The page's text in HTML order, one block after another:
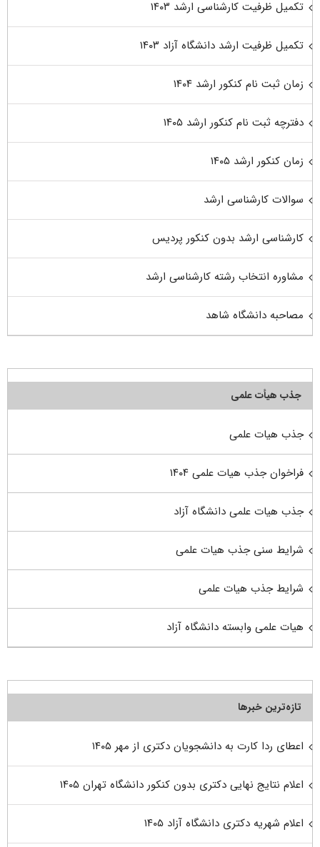
تکمیل ظرفیت کارشناسی ارشد ۱۴۰۳
تکمیل ظرفیت ارشد دانشگاه آزاد ۱۴۰۳
زمان ثبت نام کنکور ارشد ۱۴۰۴
دفترچه ثبت نام کنکور ارشد ۱۴۰۵
زمان کنکور ارشد ۱۴۰۵
سوالات کارشناسی ارشد
کارشناسی ارشد بدون کنکور پردیس
مشاوره انتخاب رشته کارشناسی ارشد
مصاحبه دانشگاه شاهد
جذب هیأت علمی
جذب هیات علمی
فراخوان جذب هیات علمی ۱۴۰۴
جذب هیات علمی دانشگاه آزاد
شرایط سنی جذب هیات علمی
شرایط جذب هیات علمی
هیات علمی وابسته دانشگاه آزاد
تازه‌ترین خبرها
اعطای ردا کارت به دانشجویان دکتری از مهر ۱۴۰۵
اعلام نتایج نهایی دکتری بدون کنکور دانشگاه تهران ۱۴۰۵
اعلام شهریه دکتری دانشگاه آزاد ۱۴۰۵